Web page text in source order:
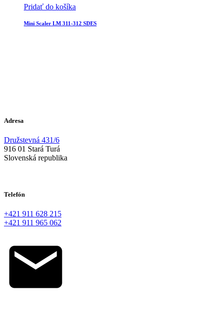
Pridať do košíka
Mini Scaler LM 311-312 SDES
Adresa
Družstevná 431/6
916 01 Stará Turá
Slovenská republika
Telefón
+421 911 628 215
+421 911 965 062